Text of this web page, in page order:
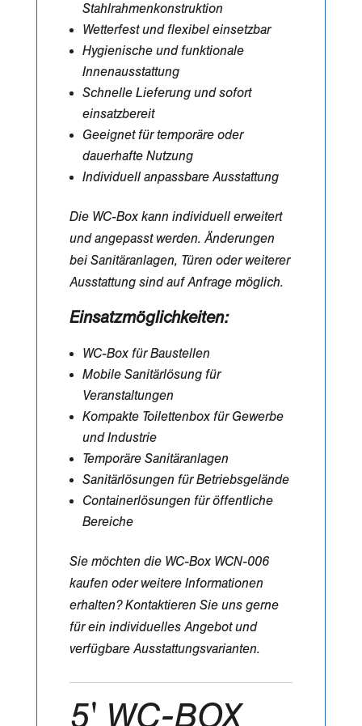
Stahlrahmenkonstruktion
Wetterfest und flexibel einsetzbar
Hygienische und funktionale
Innenausstattung
Schnelle Lieferung und sofort
einsatzbereit
Geeignet für temporäre oder
dauerhafte Nutzung
Individuell anpassbare Ausstattung
Die WC-Box kann individuell erweitert
und angepasst werden. Änderungen
bei Sanitäranlagen, Türen oder weiterer
Ausstattung sind auf Anfrage möglich.
Einsatzmöglichkeiten:
WC-Box für Baustellen
Mobile Sanitärlösung für
Veranstaltungen
Kompakte Toilettenbox für Gewerbe
und Industrie
Temporäre Sanitäranlagen
Sanitärlösungen für Betriebsgelände
Containerlösungen für öffentliche
Bereiche
Sie möchten die WC-Box WCN-006
kaufen oder weitere Informationen
erhalten? Kontaktieren Sie uns gerne
für ein individuelles Angebot und
verfügbare Ausstattungsvarianten.
5' WC-BOX